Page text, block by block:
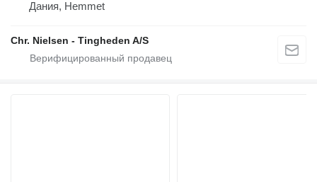
Дания, Hemmet
Chr. Nielsen - Tingheden A/S